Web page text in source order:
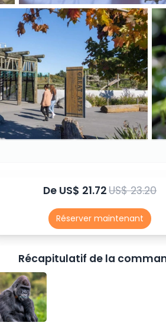
De US$ 21.72US$ 23.20
Réserver maintenant
Récapitulatif de la